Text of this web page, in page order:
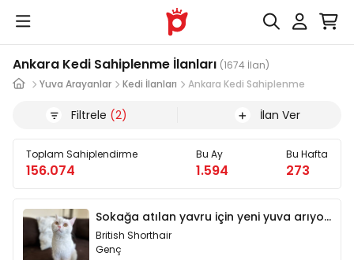
Ankara Kedi Sahiplenme İlanları (1674 İlan)
Yuva Arayanlar
Kedi İlanları Ankara Kedi Sahiplenme
Filtrele (2) İlan Ver
Toplam Sahiplendirme
156.074
Bu Ay
1.594
Bu Hafta
273
Sokağa atılan yavru için yeni yuva arıyoruz
British Shorthair
Genç